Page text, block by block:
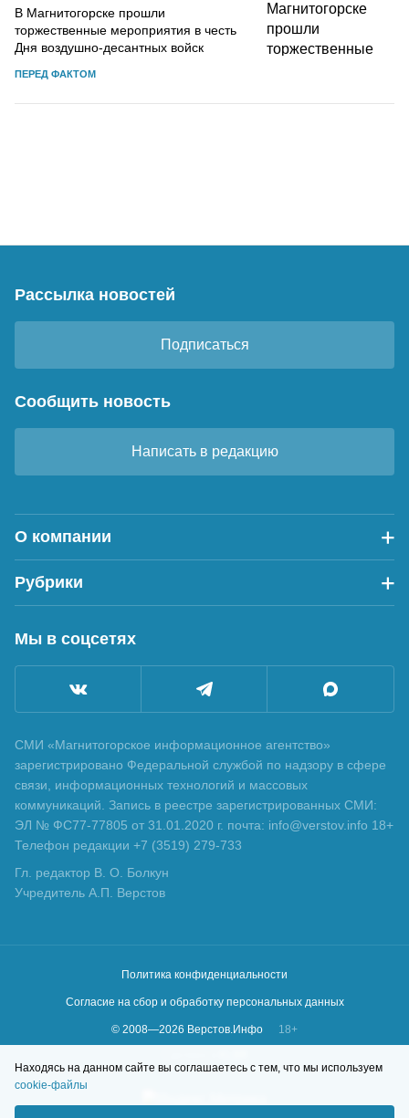
В Магнитогорске прошли
торжественные мероприятия в честь
Дня воздушно-десантных войск
ПЕРЕД ФАКТОМ
Рассылка новостей
Подписаться
Сообщить новость
Написать в редакцию
О компании
Рубрики
Мы в соцсетях
СМИ «Магнитогорское информационное агентство»
зарегистрировано Федеральной службой по надзору в сфере
связи, информационных технологий и массовых
коммуникаций. Запись в реестре зарегистрированных СМИ:
ЭЛ № ФС77-77805 от 31.01.2020 г. почта: info@verstov.info 18+
Телефон редакции +7 (3519) 279-733
Гл. редактор В. О. Болкун
Учредитель А.П. Верстов
Политика конфиденциальности
Согласие на сбор и обработку персональных данных
© 2008—2026 Верстов.Инфо
18+
Находясь на данном сайте вы соглашаетесь с тем, что мы используем
cookie-файлы